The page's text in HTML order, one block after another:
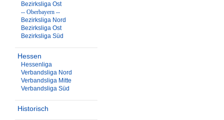
Bezirksliga Ost
-- Oberbayern --
Bezirksliga Nord
Bezirksliga Ost
Bezirksliga Süd
Hessen
Hessenliga
Verbandsliga Nord
Verbandsliga Mitte
Verbandsliga Süd
Historisch